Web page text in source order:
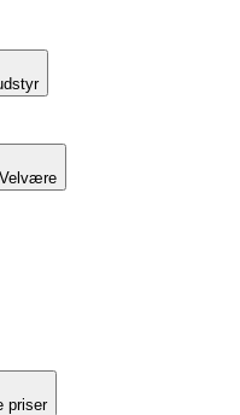
priser